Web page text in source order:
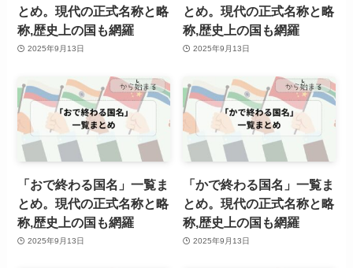
とめ。現代の正式名称と略
称,歴史上の国も網羅
2025年9月13日
とめ。現代の正式名称と略
称,歴史上の国も網羅
2025年9月13日
「おで終わる国名」一覧ま
とめ。現代の正式名称と略
称,歴史上の国も網羅
2025年9月13日
「かで終わる国名」一覧ま
とめ。現代の正式名称と略
称,歴史上の国も網羅
2025年9月13日